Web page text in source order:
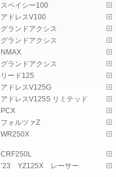
スペイシー100
アドレスV100
グランドアクシス
グランドアクシス
NMAX
グランドアクシス
リード125
アドレスV125G
アドレスV125S リミテッド
PCX
フォルツァZ
WR250X
CRF250L
’23 YZ125X レーサー